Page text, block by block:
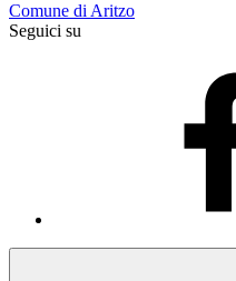
Comune di Aritzo
Seguici su